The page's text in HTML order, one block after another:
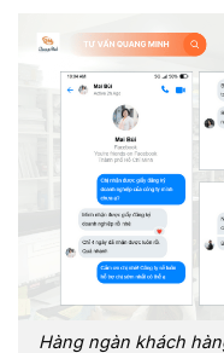
Hàng ngàn khách